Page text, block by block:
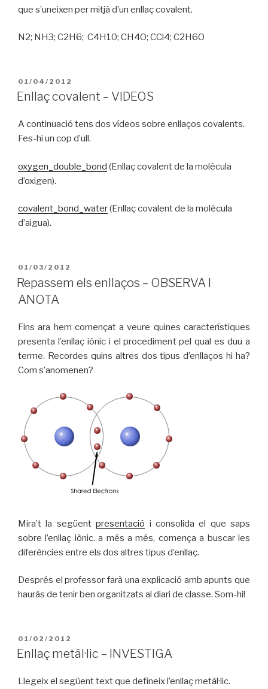
que s’uneixen per mitjà d’un enllaç covalent.
N2; NH3; C2H6; C4H10; CH4O; CCl4; C2H6O
PUBLICAT
A
01/04/2012
Enllaç covalent – VIDEOS
A continuació tens dos vídeos sobre enllaços covalents.
Fes-hi un cop d’ull.
oxygen_double_bond (Enllaç covalent de la molècula
d’oxigen).
covalent_bond_water(Enllaç covalent de la molècula
d’aigua).
PUBLICAT
A
01/03/2012
Repassem els enllaços – OBSERVA I
ANOTA
Fins ara hem començat a veure quines característiques
presenta l’enllaç iònic i el procediment pel qual es duu a
terme. Recordes quins altres dos tipus d’enllaços hi ha?
Com s’anomenen?
Mira’t la següentpresentació i consolida el que saps
sobre l’enllaç iònic. a més a més, comença a buscar les
diferències entre els dos altres tipus d’enllaç.
Després el professor farà una explicació amb apunts que
hauràs de tenir ben organitzats al diari de classe. Som-hi!
PUBLICAT
A
01/02/2012
Enllaç metàl·lic – INVESTIGA
Llegeix el següent text que defineix l’enllaç metàl·lic.